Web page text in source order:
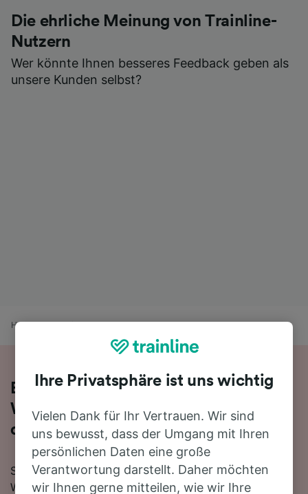
Die ehrliche Meinung von Trainline-
Nutzern
Wer könnte Ihnen besseres Feedback geben als
unsere Kunden selbst?
Home Bahnfahrplan Brüssel Nord nach Warszawa-Centralna
Bequem von Brüssel Nord nach
Warszawa-Centralna - nehmen Sie
den Zug!
Sie wollen mit dem Zug von Brüssel Nord nach
Warszawa-Centralna reisen? Dann sind Sie bei uns
Ihre Privatsphäre ist uns wichtig
Vielen Dank für Ihr Vertrauen. Wir sind
uns bewusst, dass der Umgang mit Ihren
persönlichen Daten eine große
Verantwortung darstellt. Daher möchten
wir Ihnen gerne mitteilen, wie wir Ihre